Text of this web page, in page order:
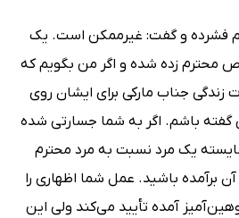
فشرده و گفت: غیرممکن است. یک
زده شده و اگر من بگویم که
زندگی جناب مارکی برای ایشان روی
گفته باشم. اگر به شما جسارتی شده
یک مرد نسبت به مرد محترم
برآمده باشید. عمل شما اظهاری را
آمده تأیید می‌کند ولی این